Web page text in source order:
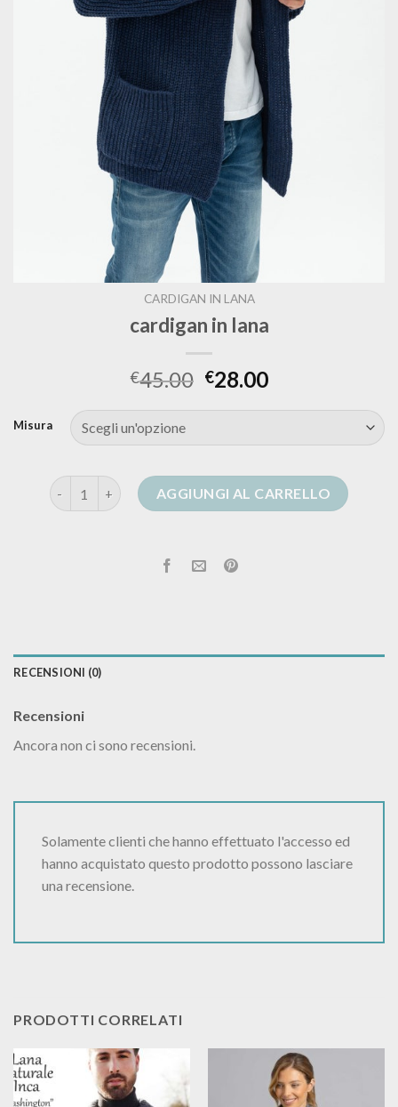
CARDIGAN IN LANA
cardigan in lana
€45.00 €28.00
Misura
cardigan in lana quantitàAGGIUNGI AL CARRELLO
RECENSIONI (0)
Recensioni
Ancora non ci sono recensioni.
Solamente clienti che hanno effettuato l'accesso ed
hanno acquistato questo prodotto possono lasciare
una recensione.
PRODOTTI CORRELATI